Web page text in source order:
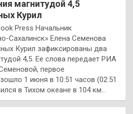
магнитудой 4,5
Курил
Press Начальник
Сахалинск» Елена Семенова
Курил зафиксированы два
4,5. Ее слова передает РИА
первое
1 июня в 10:51 часов (02:51
в Тихом океане в 104 км…